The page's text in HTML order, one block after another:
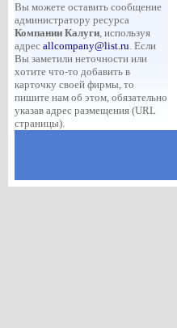
Вы можете оставить сообщение
администратору ресурса
Компании Калуги, используя
адрес allcompany@list.ru. Если
Вы заметили неточности или
хотите что-то добавить в
карточку своей фирмы, то
пишите нам об этом, обязательно
указав адрес размещения (URL
страницы).